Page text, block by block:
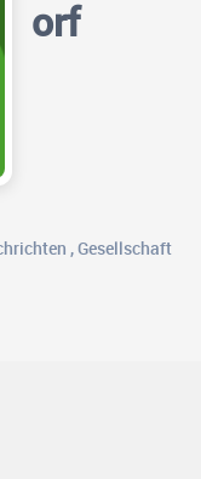
orf
,Gesellschaft